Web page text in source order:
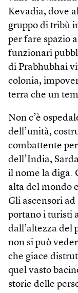
Kevadia, dove
gruppo di tribù
per fare spazio
funzionari
di Prabhubhai
colonia,
terra che un
Non c’è
dell’unità,
combattente
dell’India,
il nome la diga.
alta del mondo
Gli ascensori
portano i turisti
dall’altezza del
non si può
che giace
quel vasto
storie delle